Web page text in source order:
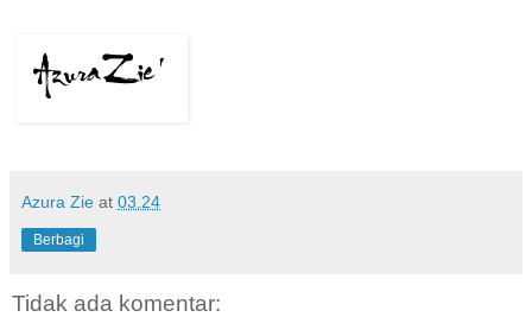
Azura Zie at 03.24
Berbagi
Tidak ada komentar: